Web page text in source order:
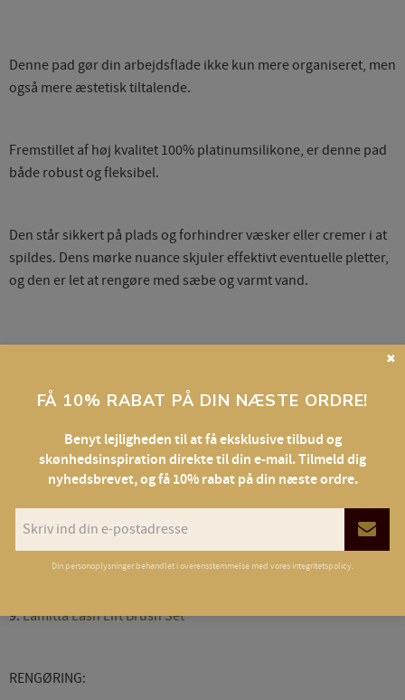
Denne pad gør din arbejdsflade ikke kun mere organiseret, men
også mere æstetisk tiltalende.
Fremstillet af høj kvalitet 100% platinumsilikone, er denne pad
både robust og fleksibel.
Den står sikkert på plads og forhindrer væsker eller cremer i at
spildes. Dens mørke nuance skjuler effektivt eventuelle pletter,
og den er let at rengøre med sæbe og varmt vand.
1./ 2./ 3./ 6. Kan bruges til væsker og farve
4. Holder beregnet til en limflaske. Kan også bruges til vand
Keratin & peptid serum (indpakning)
5. Lim - klassisk flaske eller
/
6. Indpakning (keratin botox) eller farve
7. Vatrondeller
9.Lamitta Lash Lift Brush Set
RENGØRING:
FÅ 10% RABAT PÅ DIN NÆSTE ORDRE!
Benyt lejligheden til at få eksklusive tilbud og
skønhedsinspiration direkte til din e-mail. Tilmeld dig
nyhedsbrevet, og få 10% rabat på din næste ordre.
Din personoplysninger behandlet i overensstemmelse med vores integritetspolicy.
✖